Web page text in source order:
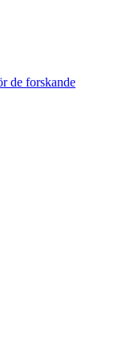
de forskande